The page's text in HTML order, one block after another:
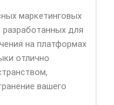
маркетинговых
разработанных для
на платформах
отлично
вашего